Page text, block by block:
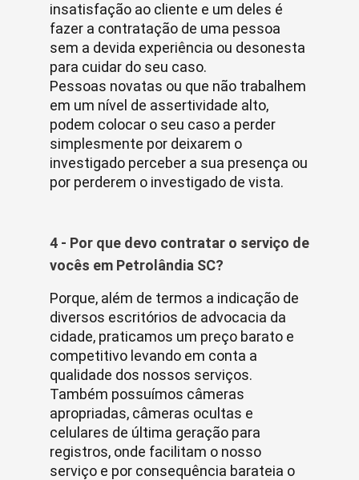
insatisfação ao cliente e um deles é
fazer a contratação de uma pessoa
sem a devida experiência ou desonesta
para cuidar do seu caso.
Pessoas novatas ou que não trabalhem
em um nível de assertividade alto,
podem colocar o seu caso a perder
simplesmente por deixarem o
investigado perceber a sua presença ou
por perderem o investigado de vista.
4 - Por que devo contratar o serviço de
vocês em Petrolândia SC?
Porque, além de termos a indicação de
diversos escritórios de advocacia da
cidade, praticamos um preço barato e
competitivo levando em conta a
qualidade dos nossos serviços.
Também possuímos câmeras
apropriadas, câmeras ocultas e
celulares de última geração para
registros, onde facilitam o nosso
serviço e por consequência barateia o